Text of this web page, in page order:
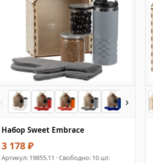
‹ ›
Набор Sweet Embrace
3 178 ₽
Артикул: 19855.11 · Свободно: 10 шт.